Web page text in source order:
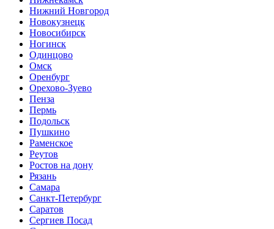
Нижний Новгород
Новокузнецк
Новосибирск
Ногинск
Одинцово
Омск
Оренбург
Орехово-Зуево
Пенза
Пермь
Подольск
Пушкино
Раменское
Реутов
Ростов на дону
Рязань
Самара
Санкт-Петербург
Саратов
Сергиев Посад